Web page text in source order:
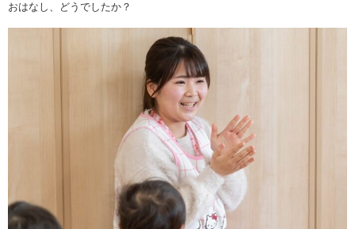
おはなし、どうでしたか？